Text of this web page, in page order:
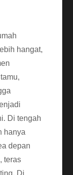
hangat,
Di tengah
hanya
depan
teras
Di